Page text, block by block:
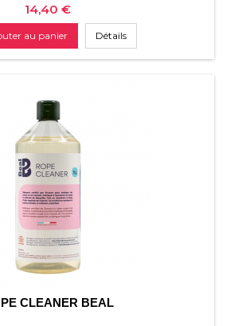
Prix
14,40 €
au panier Détails
CLEANER BEAL